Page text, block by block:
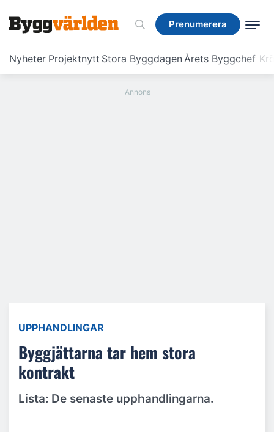
Prenumerera
Nyheter Projektnytt Stora ByggdagenÅrets Byggchef
Prenumerera
UPPHANDLINGAR
Byggjättarna tar hem stora
kontrakt
Lista: De senaste upphandlingarna.